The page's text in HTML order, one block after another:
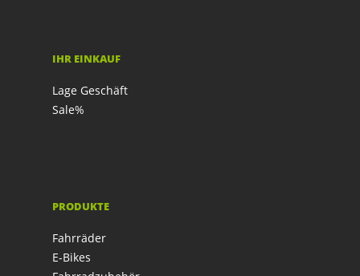
IHR EINKAUF
Lage Geschäft
Sale%
PRODUKTE
Fahrräder
E-Bikes